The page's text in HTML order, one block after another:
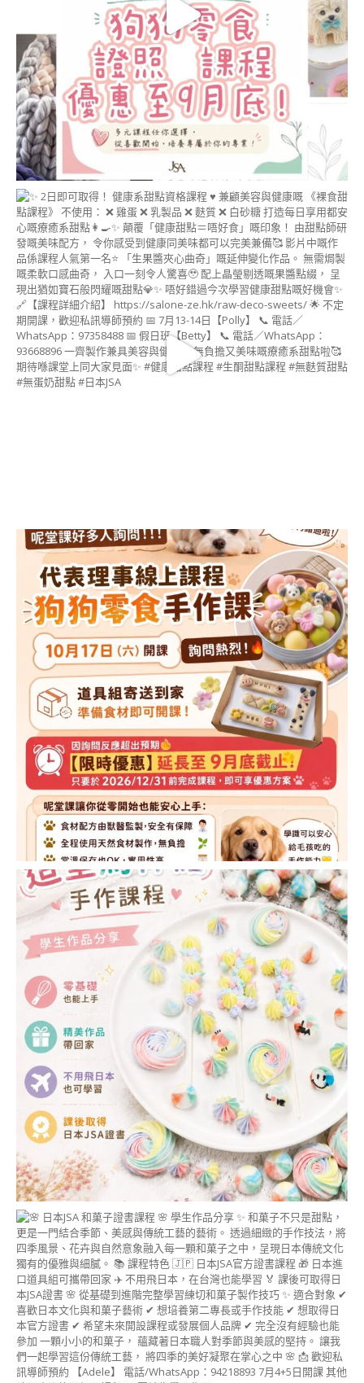
絡
我
們
CONTACT
US